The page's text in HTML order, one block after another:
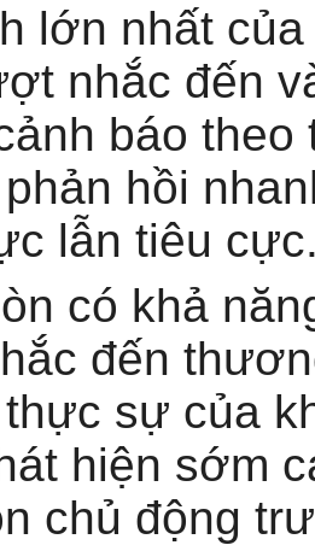
lớn nhất
nhắc đến
báo
hồi
lẫn tiêu
có khả
đến
sự của
hiện sớm
chủ động